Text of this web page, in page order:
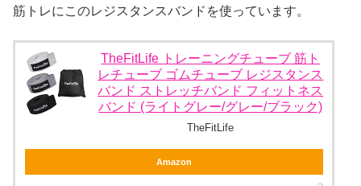
筋トレにこのレジスタンスバンドを使っています。
TheFitLife トレーニングチューブ 筋ト
レチューブ ゴムチューブ レジスタンス
バンド ストレッチバンド フィットネス
バンド (ライトグレー/グレー/ブラック)
TheFitLife
Amazon